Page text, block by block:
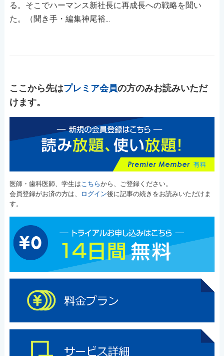
る。そこでハーマンス新社長に再成長への戦略を聞い
た。（聞き手・編集神尾裕...
ここから先はプレミア会員の方のみお読みいただ
けます。
医師・歯科医師、学生はこちらから、ご登録ください。
会員登録がお済の方は、
ログイン後に記事の続きをお読みいただけま
す。